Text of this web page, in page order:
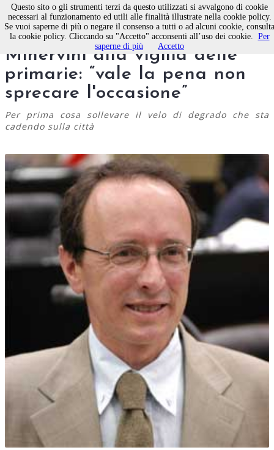
Dialogo con l'assessore
Minervini alla vigilia delle
primarie: “vale la pena non
sprecare l'occasione”
Per prima cosa sollevare il velo di degrado che sta
cadendo sulla città
Questo sito o gli strumenti terzi da questo utilizzati si avvalgono di cookie
necessari al funzionamento ed utili alle finalità illustrate nella cookie policy.
Se vuoi saperne di più o negare il consenso a tutti o ad alcuni cookie, consulta
la cookie policy. Cliccando su "Accetto" acconsenti all’uso dei cookie. Per
saperne di più
Accetto